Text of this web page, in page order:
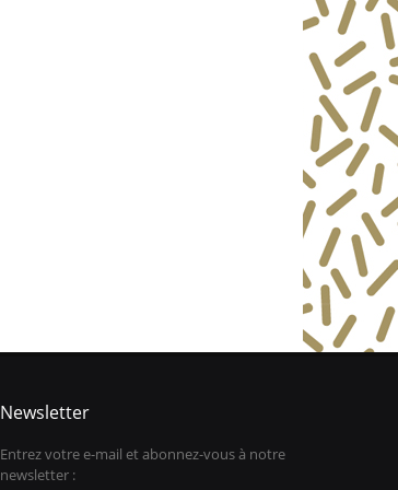
Newsletter
Entrez votre e-mail et abonnez-vous à notre
newsletter :